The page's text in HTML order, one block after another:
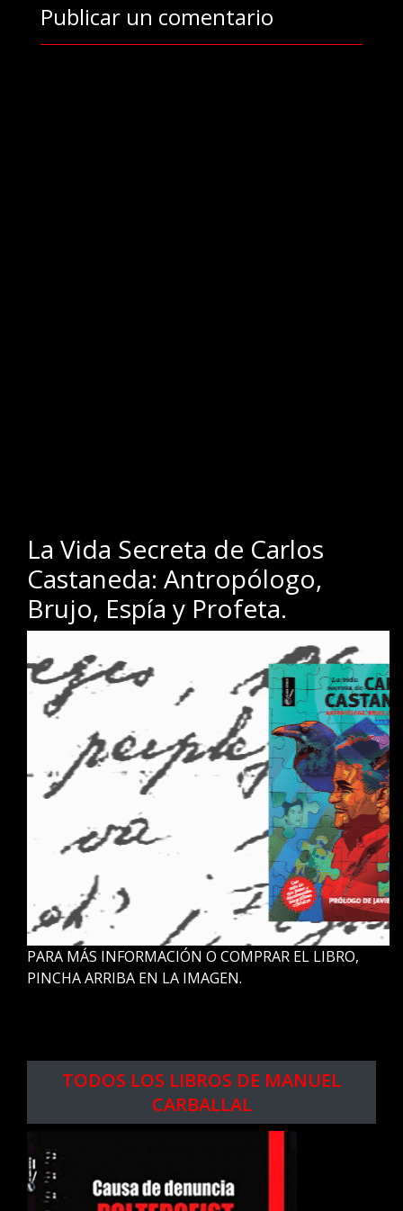
Publicar un comentario
La Vida Secreta de Carlos
Castaneda: Antropólogo,
Brujo, Espía y Profeta.
PARA MÁS INFORMACIÓN O COMPRAR EL LIBRO,
PINCHA ARRIBA EN LA IMAGEN.
TODOS LOS LIBROS DE MANUEL
CARBALLAL